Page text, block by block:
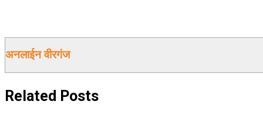
अनलाईन वीरगंज
Related Posts